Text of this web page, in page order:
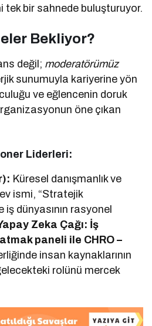
tek bir sahnede buluşturuyor.
Bekliyor?
değil; moderatörümüz
sunumuyla kariyerine yön
ve eğlencenin doruk
öne çıkan
Liderleri:
Küresel danışmanlık ve
ismi, “Stratejik
dünyasının rasyonel
Zeka Çağı: İş
paneli ile CHRO –
insan kaynaklarının
rolünü mercek